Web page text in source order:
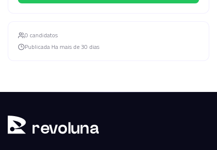
0 candidatos
Publicada Ha mais de 30 dias
revoluna